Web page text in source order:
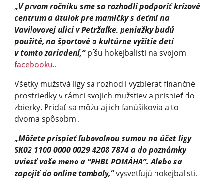
„V prvom ročníku sme sa rozhodli podporiť krízové
centrum a útulok pre mamičky s deťmi na
Vavilovovej ulici v Petržalke, peniažky budú
použité, na športové a kultúrne vyžitie detí
v tomto zariadení,“píšu hokejbalisti na svojom
facebooku..
Všetky mužstvá ligy sa rozhodli vyzbierať finančné
prostriedky v rámci svojich mužstiev a prispieť do
zbierky. Pridať sa môžu aj ich fanúšikovia a to
dvoma spôsobmi.
„Môžete prispieť ľubovolnou sumou na účet ligy
SK02 1100 000­0 0029 4208 7­874 a do poznámky
uviesť vaše meno a “PHBL POMÁHA”. Alebo sa
zapojiť do online tomboly,“vysvetľujú hokejbalisti.